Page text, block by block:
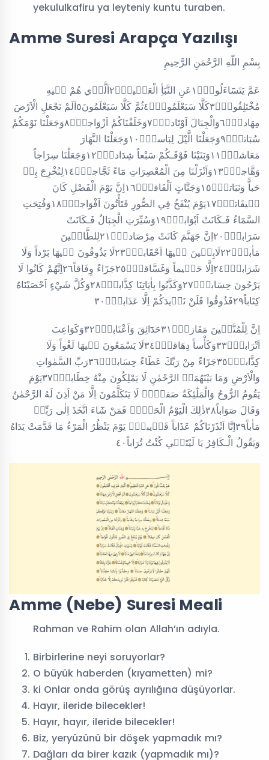
yekululkafiru ya leyteniy kuntu turaben.
Amme Suresi Arapça Yazılışı
بِسْمِ اللّهِ الرَّحْمَنِ الرَّحِيمِ
عَمَّ يَتَسَٓاءَلُونَۚ١عَنِ النَّبَأِ الْعَظ۪يمِۙ٢اَلَّذ۪ي هُمْ ف۪يهِ
مُخْتَلِفُونَۜ٣كَلَّا سَيَعْلَمُونَۙ٤ثُمَّ كَلَّا سَيَعْلَمُونَ٥اَلَمْ نَجْعَلِ الْاَرْضَ
مِهَاداًۙ٦وَالْجِبَالَ اَوْتَاداًۖ٧وَخَلَقْنَاكُمْ اَزْوَاجاًۙ٨وَجَعَلْنَا نَوْمَكُمْ
سُبَاتاًۙ٩وَجَعَلْنَا الَّيْلَ لِبَاساًۙ١٠وَجَعَلْنَا النَّهَارَ
مَعَاشاًۖ١١وَبَنَيْنَا فَوْقَـكُمْ سَبْعاً شِدَاداًۙ١٢وَجَعَلْنَا سِرَاجاً
وَهَّاجاًۖ١٣وَاَنْزَلْنَا مِنَ الْمُعْصِرَاتِ مَٓاءً ثَجَّاجاًۙ١٤لِنُخْرِجَ بِه۪
حَباًّ وَنَبَاتاًۙ١٥وَجَنَّاتٍ اَلْفَافاًۜ١٦اِنَّ يَوْمَ الْفَصْلِ كَانَ
م۪يقَاتاًۙ١٧يَوْمَ يُنْفَخُ فِي الصُّورِ فَتَأْتُونَ اَفْوَاجاًۙ١٨وَفُتِحَتِ
السَّمَٓاءُ فَـكَانَتْ اَبْوَاباًۙ١٩وَسُيِّرَتِ الْجِبَالُ فَـكَانَتْ
سَرَاباًۜ٢٠اِنَّ جَهَنَّمَ كَانَتْ مِرْصَاداًۙ٢١لِلطَّاغ۪ينَ
مَاٰباًۙ٢٢لَابِث۪ينَ ف۪يهَٓا اَحْقَاباًۚ٢٣لَا يَذُوقُونَ ف۪يهَا بَرْداً وَلَا
شَرَاباًۙ٢٤اِلَّا حَم۪يماً وَغَسَّاقاًۙ٢٥جَزَٓاءً وِفَاقاً٢٦اِنَّهُمْ كَانُوا لَا
يَرْجُونَ حِسَاباًۙ٢٧وَكَذَّبُوا بِاٰيَاتِنَا كِذَّاباًۜ٢٨وَكُلَّ شَيْءٍ اَحْصَيْنَاهُ
كِتَاباً٢٩فَذُوقُوا فَلَنْ نَز۪يدَكُمْ اِلَّا عَذَاباً۟٣٠
اِنَّ لِلْمُتَّق۪ينَ مَفَازاًۙ٣١حَدَٓائِقَ وَاَعْنَاباًۙ٣٢وَكَوَاعِبَ
اَتْرَاباًۙ٣٣وَكَأْساً دِهَاقاًۜ٣٤لَا يَسْمَعُونَ ف۪يهَا لَغْواً وَلَا
كِذَّاباًۚ٣٥جَزَٓاءً مِنْ رَبِّكَ عَطَٓاءً حِسَاباًۙ٣٦رَبِّ السَّمٰوَاتِ
وَالْاَرْضِ وَمَا بَيْنَهُمَاۙ الرَّحْمٰنِ لَا يَمْلِكُونَ مِنْهُ خِطَاباًۙ٣٧يَوْمَ
يَقُومُ الرُّوحُ وَالْمَلٰٓئِكَةُ صَفاًّۜ لَا يَتَكَلَّمُونَ اِلَّا مَنْ اَذِنَ لَهُ الرَّحْمٰنُ
وَقَالَ صَوَاباً٣٨ذٰلِكَ الْيَوْمُ الْحَقُّۚ فَمَنْ شَٓاءَ اتَّخَذَ اِلٰى رَبِّه۪
مَاٰباً٣٩اِنَّٓا اَنْذَرْنَا‌كُمْ عَذَاباً قَر۪يباًۚ يَوْمَ يَنْظُرُ الْمَرْءُ مَا قَدَّمَتْ يَدَاهُ
وَيَقُولُ الْـكَافِرُ يَا لَيْتَن۪ي كُنْتُ تُرَاباً٤٠
Amme (Nebe) Suresi Meali
Rahman ve Rahim olan Allah’ın adıyla.
Birbirlerine neyi soruyorlar?
O büyük haberden (kıyametten) mi?
ki Onlar onda görüş ayrılığına düşüyorlar.
Hayır, ileride bilecekler!
Hayır, hayır, ileride bilecekler!
Biz, yeryüzünü bir döşek yapmadık mı?
Dağları da birer kazık (yapmadık mı)?